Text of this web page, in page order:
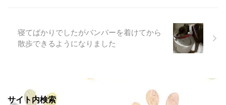
寝てばかりでしたがバンパーを着けてから
散歩できるようになりました
サイト内検索